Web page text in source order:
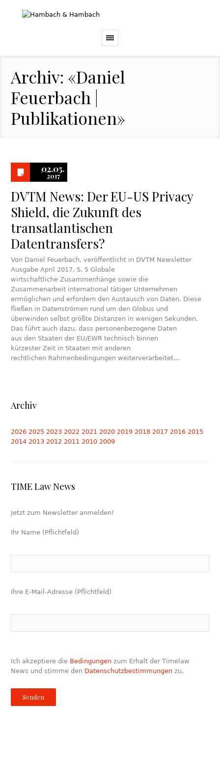
Archiv: «Daniel
Feuerbach |
Publikationen»
02.05.
2017
DVTM News: Der EU-US Privacy
Shield, die Zukunft des
transatlantischen
Datentransfers?
Von Daniel Feuerbach, veröffentlicht in DVTM Newsletter
Ausgabe April 2017, S. 5 Globale
wirtschaftliche Zusammenhänge sowie die
Zusammenarbeit international tätiger Unternehmen
ermöglichen und erfordern den Austausch von Daten. Diese
fließen in Datenströmen rund um den Globus und
überwinden selbst größte Distanzen in wenigen Sekunden.
Das führt auch dazu, dass personenbezogene Daten
aus den Staaten der EU/EWR technisch binnen
kürzester Zeit in Staaten mit anderen
rechtlichen Rahmenbedingungen weiterverarbeitet…
Archiv
2026 2025 2023 2022 2021 2020 2019 2018 2017 2016 2015
2014 2013 2012 2011 2010 2009
TIME Law News
Jetzt zum Newsletter anmelden!
Ihr Name (Pflichtfeld)
Ihre E-Mail-Adresse (Pflichtfeld)
Ich akzeptiere die Bedingungen zum Erhalt der Timelaw
News und stimme den Datenschutzbestimmungen zu.